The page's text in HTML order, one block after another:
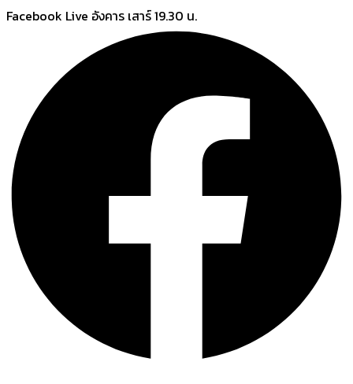
Skip
Facebook Live อังคาร เสาร์ 19.30 น.